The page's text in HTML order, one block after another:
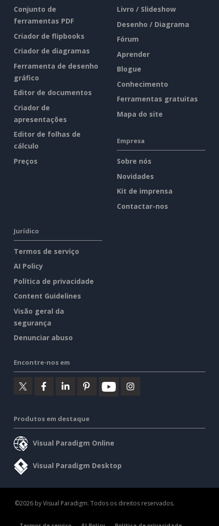
Conjunto de
ferramentas PDF
Criador de flipbooks
Criador de diagramas
Ferramenta de desenho
gráfico
Editor de documentos
Criador de
apresentações
Editor de folhas de
cálculo
Preços
Livro / Slideshow
Desenho / Diagrama
Fórum
Aprender
Blogue
Conhecimento
Ferramentas gratuitas
Mapa do site
Empresa
Sobre nós
Novidades
Kit de imprensa
Contactar-nos
Jurídico
Termos de serviço
AI Policy
Política de privacidade
Content Guidelines
Visão geral da
segurança
Denunciar abuso
Encontre-nos em
Produtos em destaque
Visual Paradigm Online
Visual Paradigm Desktop
©2026 by Visual Paradigm. Todos os direitos reservados.